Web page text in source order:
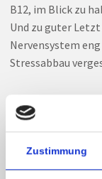
Zustimmung
B12, im Blick zu
Und zu guter
Nervensystem
Stressabbau